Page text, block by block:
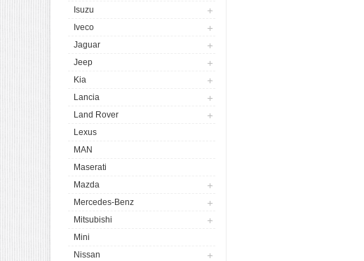
Isuzu
Iveco
Jaguar
Jeep
Kia
Lancia
Land Rover
Lexus
MAN
Maserati
Mazda
Mercedes-Benz
Mitsubishi
Mini
Nissan